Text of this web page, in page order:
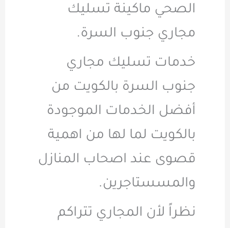
الصحي ماكينة تسليك
مجاري جنوب السرة.
خدمات تسليك مجاري
جنوب السرة بالكويت من
أفضل الخدمات الموجودة
بالكويت لما لها من اهمية
قصوى عند اصحاب المنازل
والمسستاجرين.
نظراً لأن المجاري تتراكم